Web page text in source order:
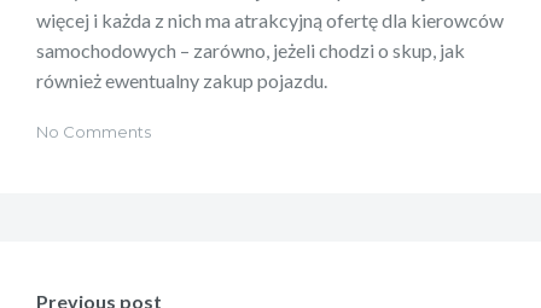
więcej i każda z nich ma atrakcyjną ofertę dla kierowców
samochodowych – zarówno, jeżeli chodzi o skup, jak
również ewentualny zakup pojazdu.
No Comments
wpisu
Previous post